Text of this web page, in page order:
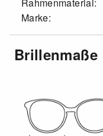
Marke:
Brillenmaße